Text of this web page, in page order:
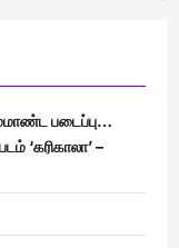
படைப்பு…
‘கரிகாலா’ –